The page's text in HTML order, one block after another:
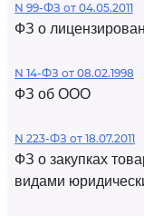
N 99-ФЗ от 04.05.2011
ФЗ о
N 14-ФЗ от 08.02.1998
ФЗ об ООО
N 223-ФЗ от 18.07.2011
ФЗ о закупках
видами